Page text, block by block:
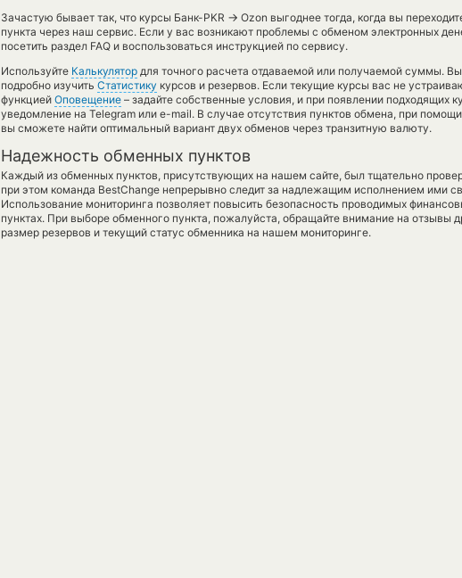
Зачастую бывает так, что курсы Банк-PKR → Ozon выгоднее тогда, когда вы
пункта через наш сервис. Если у вас возникают проблемы с обменом электронных
посетить раздел FAQ и воспользоваться инструкцией по сервису.
Используйте Калькулятор для точного расчета отдаваемой или получаемой суммы.
подробно изучить Статистику курсов и резервов. Если текущие курсы вас не
функцией Оповещение – задайте собственные условия, и при появлении подходящих
уведомление на Telegram или e-mail. В случае отсутствия пунктов обмена, при
вы сможете найти оптимальный вариант двух обменов через транзитную валюту.
Надежность обменных пунктов
Каждый из обменных пунктов, присутствующих на нашем сайте, был тщательно
при этом команда BestChange непрерывно следит за надлежащим исполнением ими
Использование мониторинга позволяет повысить безопасность проводимых
пунктах. При выборе обменного пункта, пожалуйста, обращайте внимание на отзывы
размер резервов и текущий статус обменника на нашем мониторинге.